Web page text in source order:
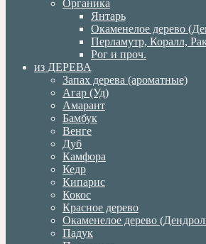
Органика
Янтарь
Окаменелое дерево
Перламутр, Коралл,
Рог и проч.
из ДЕРЕВА
Запах дерева (ароматные)
Агар (Уд)
Амарант
Бамбук
Венге
Дуб
Камфора
Кедр
Кипарис
Кокос
Красное дерево
Окаменелое дерево
Падук